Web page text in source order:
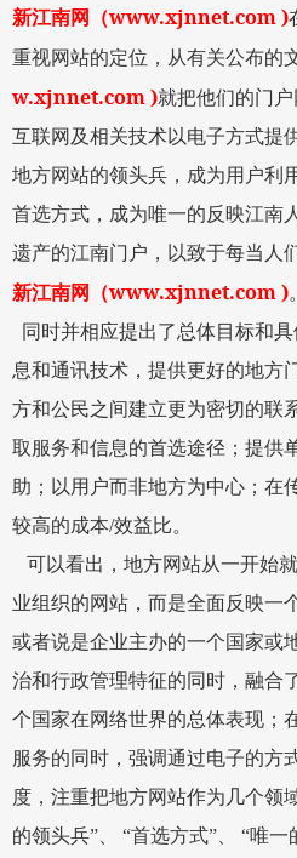
新江南网
（www.xjnnet.com )
重视网站的定位，从有关公布的
w.xjnnet.com )就把他们的门
互联网及相关技术以电子方式提
地方网站的领头兵，成为用户利
首选方式，成为唯一的反映江南
遗产的江南门户，以致于每当人
新江南网
（www.xjnnet.com )。
同时并相应提出了总体目标和
息和通讯技术，提供更好的地方
方和公民之间建立更为密切的联
取服务和信息的首选途径；提供
助；以用户而非地方为中心；在
较高的成本/效益比。
可以看出，地方网站从一开始
业组织的网站，而是全面反映一
或者说是企业主办的一个国家或
治和行政管理特征的同时，融合
个国家在网络世界的总体表现；
服务的同时，强调通过电子的方
度，注重把地方网站作为几个领
的领头兵” “首选方式” “唯一